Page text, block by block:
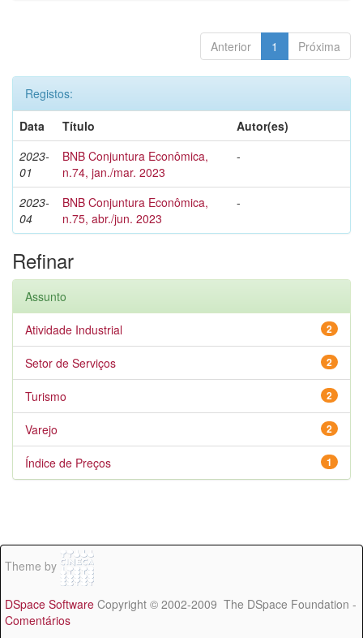
Anterior 1 Próxima
Registos:
Data
Título
Autor(es)
2023-
01
BNB Conjuntura Econômica,
n.74, jan./mar. 2023
-
2023-
04
BNB Conjuntura Econômica,
n.75, abr./jun. 2023
-
Refinar
Assunto
2
Atividade Industrial
2
Setor de Serviços
2
Turismo
2
Varejo
1
Índice de Preços
Theme by
DSpace Software Copyright © 2002-2009 The DSpace Foundation -
Comentários